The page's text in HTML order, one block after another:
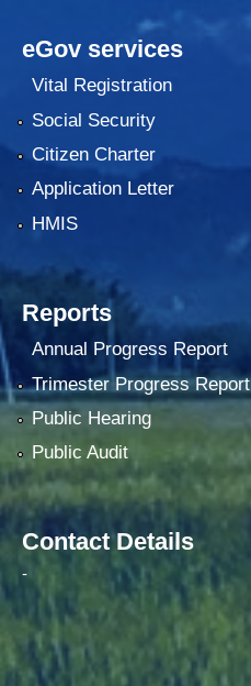
eGov services
Vital Registration
Social Security
Citizen Charter
Application Letter
HMIS
Reports
Annual Progress Report
Trimester Progress Report
Public Hearing
Public Audit
Contact Details
-